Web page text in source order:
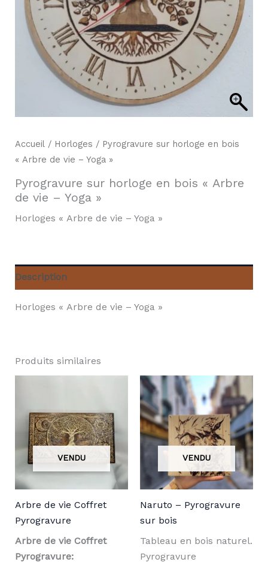
Accueil / Horloges / Pyrogravure sur horloge en bois
« Arbre de vie – Yoga »
Pyrogravure sur horloge en bois « Arbre
de vie – Yoga »
Horloges « Arbre de vie – Yoga »
Description
Horloges « Arbre de vie – Yoga »
Produits similaires
Arbre de vie Coffret
Pyrogravure
Arbre de vie Coffret
Pyrogravure:
Naruto – Pyrogravure
sur bois
Tableau en bois naturel.
Pyrogravure